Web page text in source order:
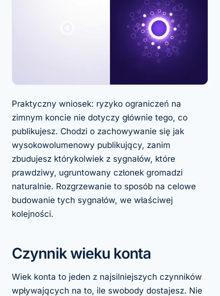
Praktyczny wniosek: ryzyko ograniczeń na
zimnym koncie nie dotyczy głównie tego, co
publikujesz. Chodzi o zachowywanie się jak
wysokowolumenowy publikujący, zanim
zbudujesz którykolwiek z sygnałów, które
prawdziwy, ugruntowany członek gromadzi
naturalnie. Rozgrzewanie to sposób na celowe
budowanie tych sygnałów, we właściwej
kolejności.
Czynnik wieku konta
Wiek konta to jeden z najsilniejszych czynników
wpływających na to, ile swobody dostajesz. Nie